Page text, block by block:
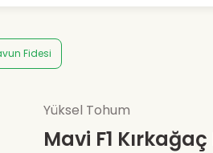
Fidesi
Yüksel Tohum
Mavi F1